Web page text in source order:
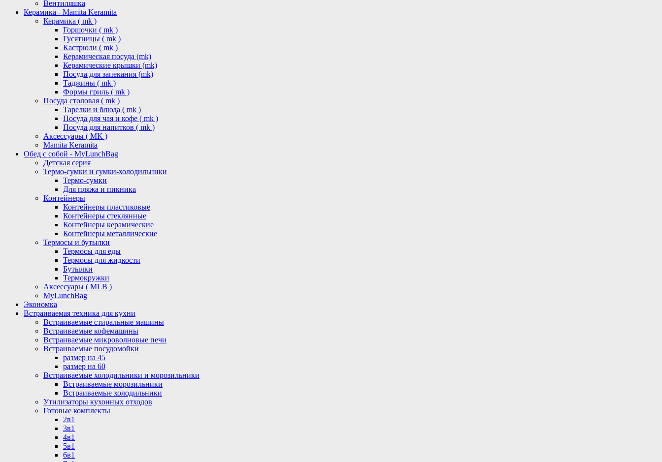
Вентиляшка
Керамика - Mamita Keramita
Керамика ( mk )
Горшочки ( mk )
Гусятницы ( mk )
Кастрюли ( mk )
Керамическая посуда (mk)
Керамические крышки (mk)
Посуда для запекания (mk)
Таджины ( mk )
Формы гриль ( mk )
Посуда столовая ( mk )
Тарелки и блюда ( mk )
Посуда для чая и кофе ( mk )
Посуда для напитков ( mk )
Аксессуары ( MK )
Mamita Keramita
Обед с собой - MyLunchBag
Детская серия
Термо-сумки и сумки-холодильники
Термо-сумки
Для пляжа и пикника
Контейнеры
Контейнеры пластиковые
Контейнеры стеклянные
Контейнеры керамические
Контейнеры металлические
Термосы и бутылки
Термосы для еды
Термосы для жидкости
Бутылки
Термокружки
Аксессуары ( MLB )
MyLunchBag
Экономка
Встраиваемая техника для кухни
Встраиваемые стиральные машины
Встраиваемые кофемашины
Встраиваемые микроволновые печи
Встраиваемые посудомойки
размер на 45
размер на 60
Встраиваемые холодильники и морозильники
Встраиваемые морозильники
Встраиваемые холодильники
Утилизаторы кухонных отходов
Готовые комплекты
2в1
3в1
4в1
5в1
6в1